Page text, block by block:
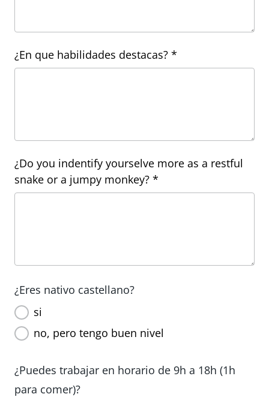
¿En que habilidades destacas? *
¿Do you indentify yourselve more as a restful
snake or a jumpy monkey? *
¿Eres nativo castellano?
si
no, pero tengo buen nivel
¿Puedes trabajar en horario de 9h a 18h (1h
para comer)?